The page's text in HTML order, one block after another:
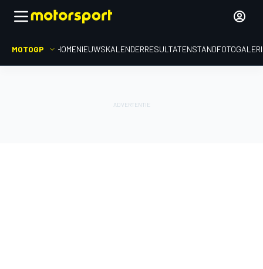
MOTOGP HOMENIEUWSKALENDERRESULTATENSTAND